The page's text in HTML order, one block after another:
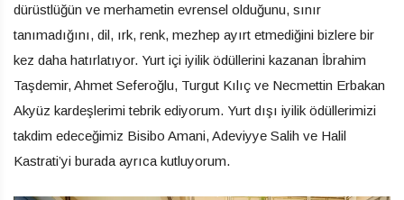
dürüstlüğün ve merhametin evrensel olduğunu, sınır
tanımadığını, dil, ırk, renk, mezhep ayırt etmediğini bizlere bir
kez daha hatırlatıyor. Yurt içi iyilik ödüllerini kazanan İbrahim
Taşdemir, Ahmet Seferoğlu, Turgut Kılıç ve Necmettin Erbakan
Akyüz kardeşlerimi tebrik ediyorum. Yurt dışı iyilik ödüllerimizi
takdim edeceğimiz Bisibo Amani, Adeviyye Salih ve Halil
Kastrati’yi burada ayrıca kutluyorum.